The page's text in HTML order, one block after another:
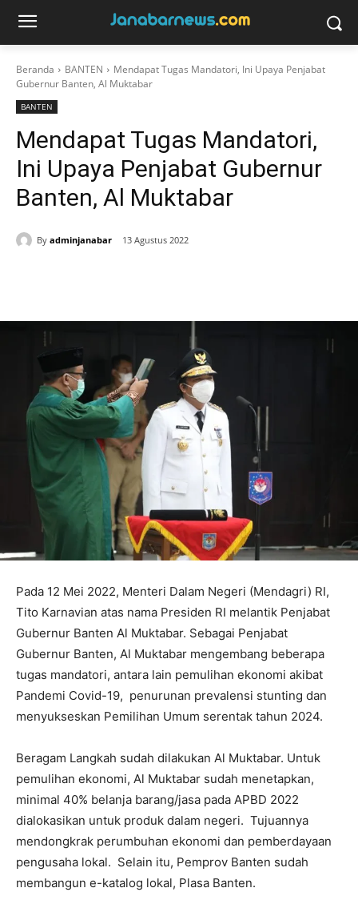
Beranda BANTEN
Mendapat Tugas Mandatori, Ini Upaya Penjabat
Gubernur Banten, Al Muktabar
BANTEN
Mendapat Tugas Mandatori,
Ini Upaya Penjabat Gubernur
Banten, Al Muktabar
By adminjanabar 13 Agustus 2022
Pada 12 Mei 2022, Menteri Dalam Negeri (Mendagri) RI,
Tito Karnavian atas nama Presiden RI melantik Penjabat
Gubernur Banten Al Muktabar. Sebagai Penjabat
Gubernur Banten, Al Muktabar mengembang beberapa
tugas mandatori, antara lain pemulihan ekonomi akibat
Pandemi Covid-19, penurunan prevalensi stunting dan
menyukseskan Pemilihan Umum serentak tahun 2024.
Beragam Langkah sudah dilakukan Al Muktabar. Untuk
pemulihan ekonomi, Al Muktabar sudah menetapkan,
minimal 40% belanja barang/jasa pada APBD 2022
dialokasikan untuk produk dalam negeri. Tujuannya
mendongkrak perumbuhan ekonomi dan pemberdayaan
pengusaha lokal. Selain itu, Pemprov Banten sudah
membangun e-katalog lokal, Plasa Banten.